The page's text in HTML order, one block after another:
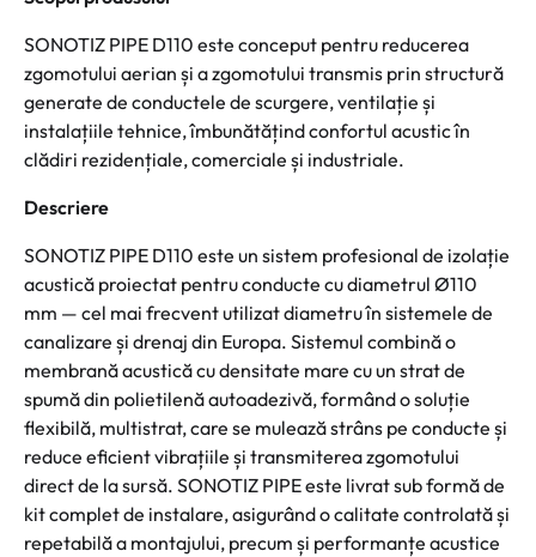
SONOTIZ PIPE D110 este conceput pentru reducerea
zgomotului aerian și a zgomotului transmis prin structură
generate de conductele de scurgere, ventilație și
instalațiile tehnice, îmbunătățind confortul acustic în
clădiri rezidențiale, comerciale și industriale.
Descriere
SONOTIZ PIPE D110 este un sistem profesional de izolație
acustică proiectat pentru conducte cu diametrul Ø110
mm — cel mai frecvent utilizat diametru în sistemele de
canalizare și drenaj din Europa. Sistemul combină o
membrană acustică cu densitate mare cu un strat de
spumă din polietilenă autoadezivă, formând o soluție
flexibilă, multistrat, care se mulează strâns pe conducte și
reduce eficient vibrațiile și transmiterea zgomotului
direct de la sursă. SONOTIZ PIPE este livrat sub formă de
kit complet de instalare, asigurând o calitate controlată și
repetabilă a montajului, precum și performanțe acustice